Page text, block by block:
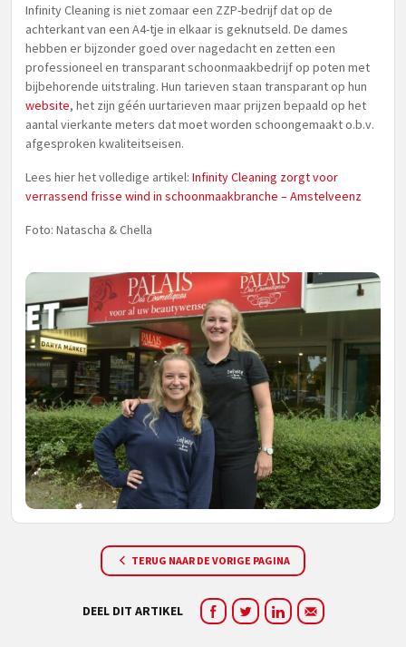
Infinity Cleaning is niet zomaar een ZZP-bedrijf dat op de
achterkant van een A4-tje in elkaar is geknutseld. De dames
hebben er bijzonder goed over nagedacht en zetten een
professioneel en transparant schoonmaakbedrijf op poten met
bijbehorende uitstraling. Hun tarieven staan transparant op hun
website, het zijn géén uurtarieven maar prijzen bepaald op het
aantal vierkante meters dat moet worden schoongemaakt o.b.v.
afgesproken kwaliteitseisen.
Lees hier het volledige artikel: Infinity Cleaning zorgt voor
verrassend frisse wind in schoonmaakbranche – Amstelveenz
Foto: Natascha & Chella
TERUG NAAR DE VORIGE PAGINA
DEEL DIT ARTIKEL